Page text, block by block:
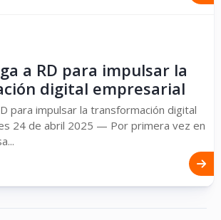
a RD para impulsar la
digital empresarial
para impulsar la transformación digital
24 de abril 2025 — Por primera vez en